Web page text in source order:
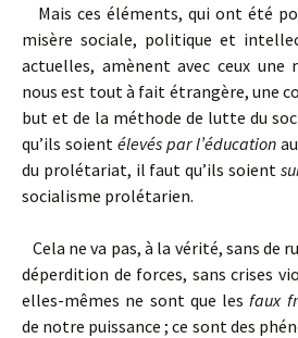
Mais ces éléments, qui ont été
misère sociale, politique et
actuelles, amènent avec ceux une
nous est tout à fait étrangère, une
but et de la méthode de lutte du
qu’ils soient élevés par l’éducation
du prolétariat, il faut qu’ils soient
socialisme prolétarien.
Cela ne va pas, à la vérité, sans de
déperdition de forces, sans crises
elles-mêmes ne sont que lesfaux
de notre puissance ; ce sont des